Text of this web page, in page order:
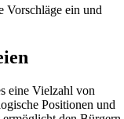
Vorschläge ein und
eine Vielzahl von
Positionen und